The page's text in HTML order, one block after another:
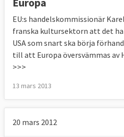
kategorin NEET uppgick
Så mäts arbetslöshet i
EU:s handelskommissionär
franska kultursektorn att det
USA som snart ska börja
till att Europa översvämmas av
>>>
13 mars 2013
20 mars 2012